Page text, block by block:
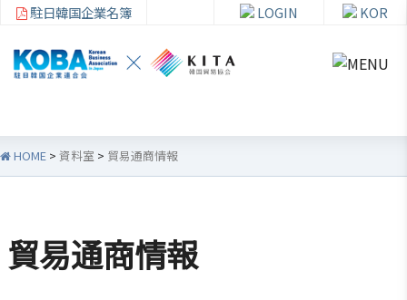
企
連
社加
入・
駐日韓国企業名簿 KOR
LOGIN
HOME > 資料室 > 貿易通商情報
貿易通商情報